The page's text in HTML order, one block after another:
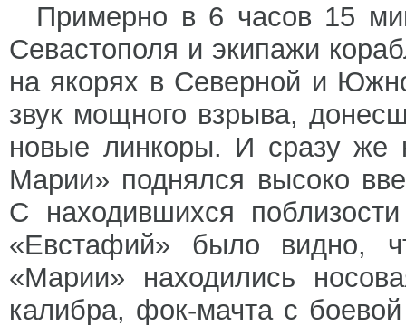
Примерно в 6 часов 15
Севастополя и экипажи
на якорях в Северной и
звук мощного взрыва,
новые линкоры. И сразу же
Марии» поднялся высоко
С находившихся
«Евстафий» было видно,
«Марии» находились
калибра, фок-мачта с